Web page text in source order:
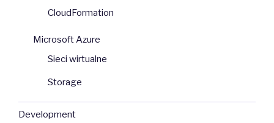
CloudFormation
Microsoft Azure
Sieci wirtualne
Storage
Development